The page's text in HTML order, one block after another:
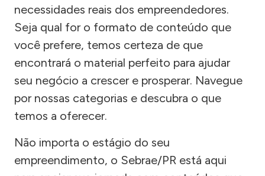
necessidades reais dos empreendedores.
Seja qual for o formato de conteúdo que
você prefere, temos certeza de que
encontrará o material perfeito para ajudar
seu negócio a crescer e prosperar. Navegue
por nossas categorias e descubra o que
temos a oferecer.
Não importa o estágio do seu
empreendimento, o Sebrae/PR está aqui